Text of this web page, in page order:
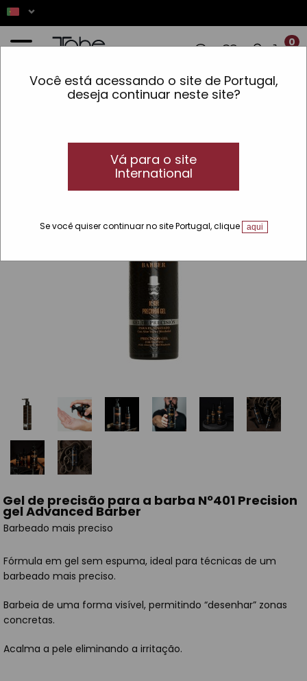
Você está acessando o site de Portugal,
deseja continuar neste site?
Vá para o site
International
Se você quiser continuar no site Portugal, clique aqui
0
AS ENCOMENDAS REALIZADAS
Gel de precisão para a barba Nº401 Precision
gel Advanced Barber
Barbeado mais preciso
Fórmula em gel sem espuma, ideal para técnicas de um
barbeado mais preciso.
Barbeia de uma forma visível, permitindo “desenhar” zonas
concretas.
Acalma a pele eliminando a irritação.